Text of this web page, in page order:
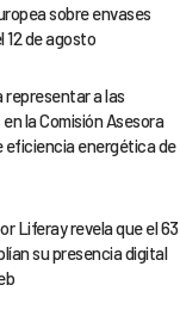
sobre envases
12 de agosto
representar a las
la Comisión Asesora
energética de
Liferay revela que el 63
su presencia digital